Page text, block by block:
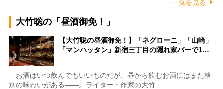
一覧を見る
大竹聡の「昼酒御免！」
【大竹聡の昼酒御免！】「ネグローニ」「山崎」
「マンハッタン」新宿三丁目の隠れ家バーで1…
お酒はいつ飲んでもいいものだが、昼から飲むお酒にはまた格
別の味わいがある――。ライター・作家の大竹…